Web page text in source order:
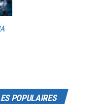
POPULAIRES